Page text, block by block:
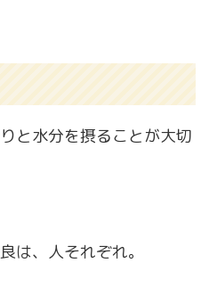
と水分を摂ることが大切
は、人それぞれ。